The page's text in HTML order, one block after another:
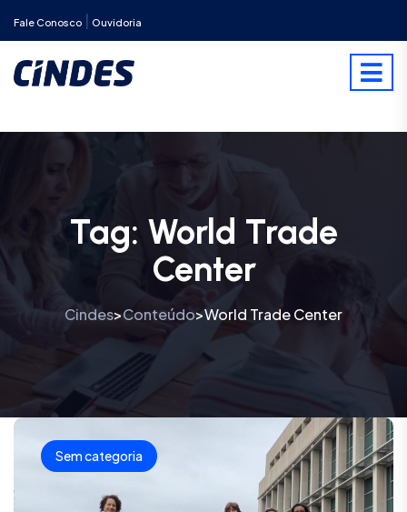
Fale Conosco Ouvidoria
Tag: World Trade
Center
Cindes>Conteúdo>World Trade Center
Sem categoria